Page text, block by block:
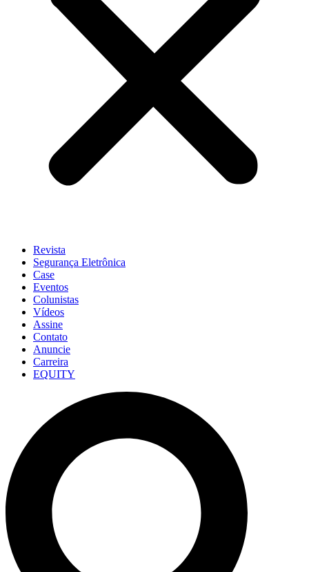
Revista
Segurança Eletrônica
Case
Eventos
Colunistas
Vídeos
Assine
Contato
Anuncie
Carreira
EQUITY